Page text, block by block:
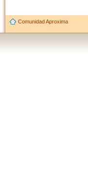
Comunidad Aproxima